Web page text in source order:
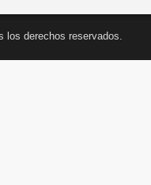
derechos reservados.